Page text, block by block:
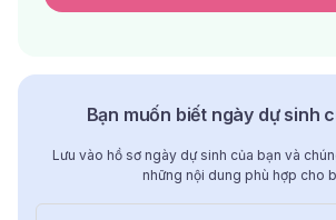
Bạn muốn biết ngày dự sinh
Lưu vào hồ sơ ngày dự sinh của bạn và
những nội dung phù hợp cho